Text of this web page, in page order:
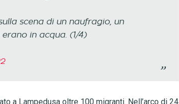
scena di un naufragio, un
in acqua. (1/4)
a Lampedusa oltre 100 migranti. Nell’arco di 24